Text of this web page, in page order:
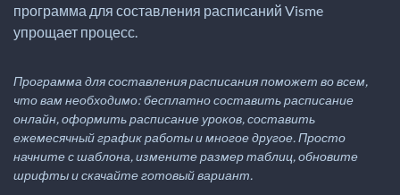
программа для составления расписаний Visme
упрощает процесс.
Программа для составления расписания поможет во всем,
что вам необходимо: бесплатно составить расписание
онлайн, оформить расписание уроков, составить
ежемесячный график работы и многое другое. Просто
начните с шаблона, измените размер таблиц, обновите
шрифты и скачайте готовый вариант.